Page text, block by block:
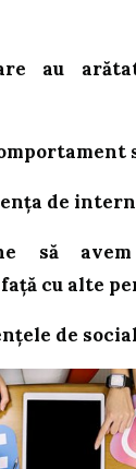
au
de
să
cu alte
de